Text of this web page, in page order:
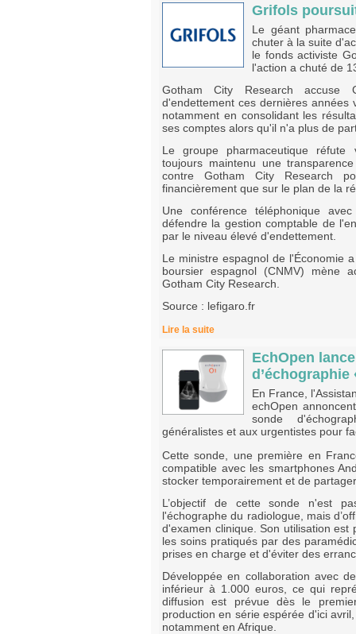
Grifols
Le géant
chuter à la suite
le fonds activiste
l'action a chuté de
Gotham City Research accuse
d'endettement ces dernières années
notamment en consolidant les
ses comptes alors qu'il n'a plus de
Le groupe pharmaceutique réfute
toujours maintenu une
contre Gotham City Research
financièrement que sur le plan de la
Une conférence téléphonique
défendre la gestion comptable de
par le niveau élevé d'endettement.
Le ministre espagnol de l'Économie
boursier espagnol (CNMV) mène
Gotham City Research.
Source : lefigaro.fr
Lire la suite
EchOpen
En France,
echOpen
sonde
généralistes et aux urgentistes pour
Cette sonde, une première en
compatible avec les smartphones
stocker temporairement et de
L’objectif de cette sonde n'est
l'échographe du radiologue, mais
d'examen clinique. Son utilisation
les soins pratiqués par des
prises en charge et d'éviter des
Développée en collaboration avec
inférieur à 1.000 euros, ce qui
diffusion est prévue dès le
production en série espérée d'ici
notamment en Afrique.